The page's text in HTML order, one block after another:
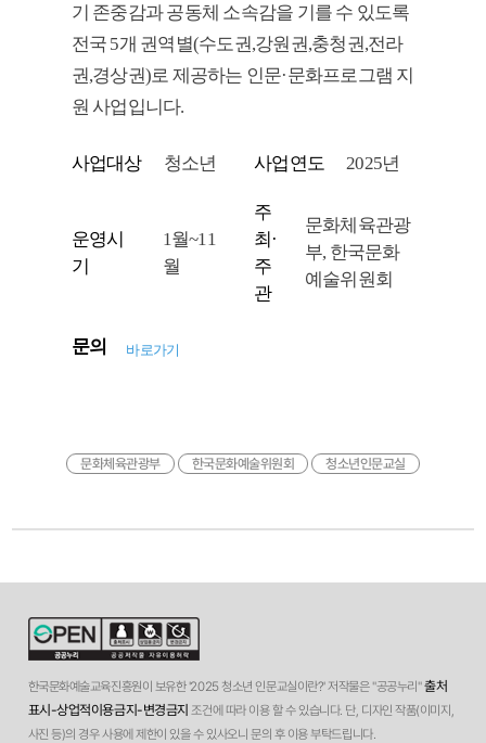
기 존중감과 공동체 소속감을 기를 수 있도록
전국 5개 권역별(수도권,강원권,충청권,전라
권,경상권)로 제공하는 인문·문화프로그램 지
원 사업입니다.
사업대상 청소년 사업연도 2025년
운영시
기
1월~11
월
주
최·
주
관
문화체육관광
부, 한국문화
예술위원회
문의 바로가기
문화체육관광부 한국문화예술위원회 청소년인문교실
한국문화예술교육진흥원이 보유한 '2025 청소년 인문교실이란?' 저작물은 "공공누리"출처
표시-상업적이용금지-변경금지 조건에 따라 이용 할 수 있습니다. 단, 디자인 작품(이미지,
사진 등)의 경우 사용에 제한이 있을 수 있사오니 문의 후 이용 부탁드립니다.